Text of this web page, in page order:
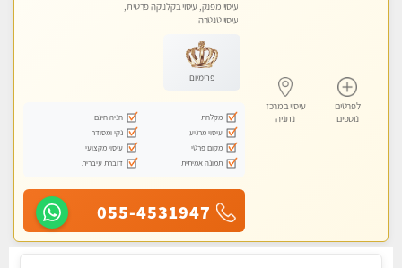
לפרטים
נוספים
עיסוי במרכז
נתניה
עיסוי מפנק, עיסוי בקלניקה פרטית,
עיסוי טנטרה
פרימיום
מקלחת
חניה חינם
עיסוי מרגיע
נקי ומסודר
מקום פרטי
עיסוי מקצועי
תמונה אמיתית
דוברת עיברית
055-4531947